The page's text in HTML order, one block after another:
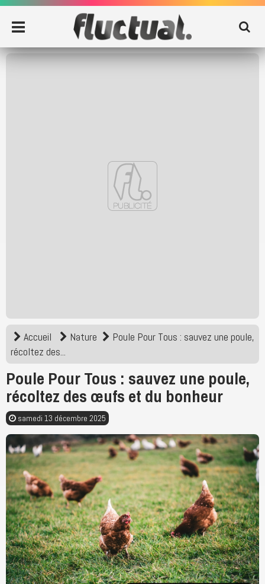
Accueil Nature
Poule Pour Tous : sauvez une poule,
récoltez des...
Poule Pour Tous : sauvez une poule,
récoltez des œufs et du bonheur
samedi 13 décembre 2025